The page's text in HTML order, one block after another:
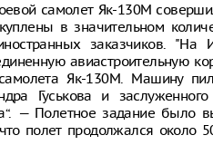
самолет Як-130М
в значительном
заказчиков. "На
авиастроительную
Як-130М. Машину
Гуськова и заслуженного
— Полетное задание было
полет продолжался около